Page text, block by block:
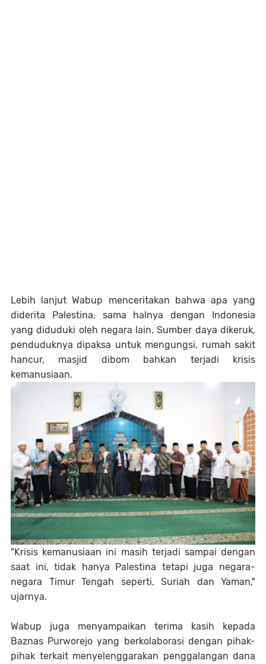
Lebih lanjut Wabup menceritakan bahwa apa yang
diderita Palestina, sama halnya dengan Indonesia
yang diduduki oleh negara lain. Sumber daya dikeruk,
penduduknya dipaksa untuk mengungsi, rumah sakit
hancur, masjid dibom bahkan terjadi krisis
kemanusiaan.
"Krisis kemanusiaan ini masih terjadi sampai dengan
saat ini, tidak hanya Palestina tetapi juga negara-
negara Timur Tengah seperti, Suriah dan Yaman,"
ujarnya.
Wabup juga menyampaikan terima kasih kepada
Baznas Purworejo yang berkolaborasi dengan pihak-
pihak terkait menyelenggarakan penggalangan dana